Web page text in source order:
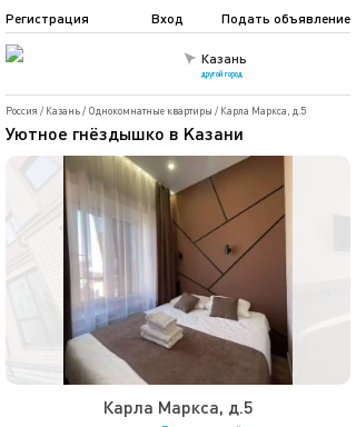
Казань
другой город
Подать объявление
Регистрация Вход
Россия / Казань/ Однокомнатные квартиры / Карла Маркса, д.5
Уютнoe гнёздышкo в Kазани
Карла Маркса, д.5